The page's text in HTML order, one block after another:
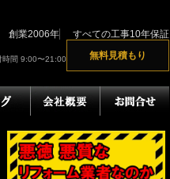
創業2006年 すべての工事10年保証
時間 9:00〜21:00 無料見積もり